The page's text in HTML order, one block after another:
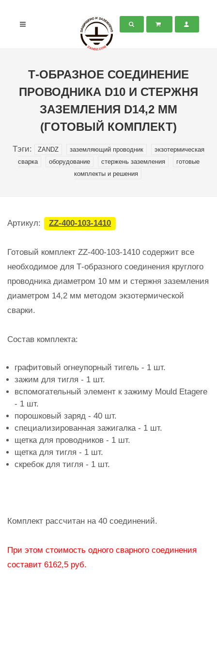
Т-ОБРАЗНОЕ СОЕДИНЕНИЕ
ПРОВОДНИКА D10 И СТЕРЖНЯ
ЗАЗЕМЛЕНИЯ D14,2 ММ
(ГОТОВЫЙ КОМПЛЕКТ)
Тэги: ZANDZ заземляющий проводник
экзотермическая
сварка
оборудование стержень заземления
готовые
комплекты и решения
Артикул: ZZ-400-103-1410
Готовый комплект ZZ-400-103-1410 содержит все
необходимое для Т-образного соединения круглого
проводника диаметром 10 мм и стержня заземления
диаметром 14,2 мм методом экзотермической
сварки.
Состав комплекта:
графитовый огнеупорный тигель - 1 шт.
зажим для тигля - 1 шт.
вспомогательный элемент к зажиму Mould Etagere
- 1 шт.
порошковый заряд - 40 шт.
специализированная зажигалка - 1 шт.
щетка для проводников - 1 шт.
щетка для тигля - 1 шт.
скребок для тигля - 1 шт.
Комплект рассчитан на 40 соединений.
При этом стоимость одного сварного соединения
составит 6162,5 руб.